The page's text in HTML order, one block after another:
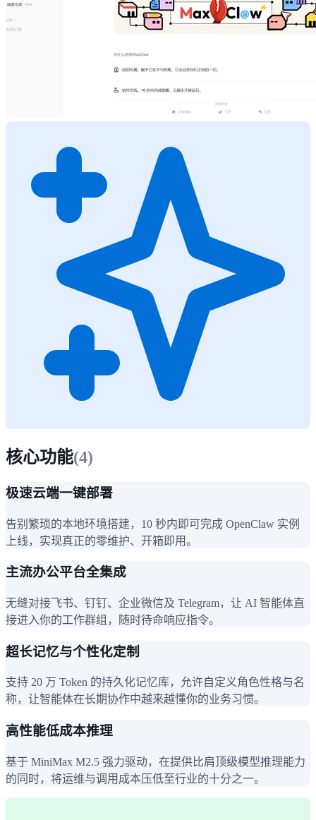
核心功能(4)
极速云端一键部署
告别繁琐的本地环境搭建，10 秒内即可完成 OpenClaw 实例
上线，实现真正的零维护、开箱即用。
主流办公平台全集成
无缝对接飞书、钉钉、企业微信及 Telegram，让 AI 智能体直
接进入你的工作群组，随时待命响应指令。
超长记忆与个性化定制
支持 20 万 Token 的持久化记忆库，允许自定义角色性格与名
称，让智能体在长期协作中越来越懂你的业务习惯。
高性能低成本推理
基于 MiniMax M2.5 强力驱动，在提供比肩顶级模型推理能力
的同时，将运维与调用成本压低至行业的十分之一。